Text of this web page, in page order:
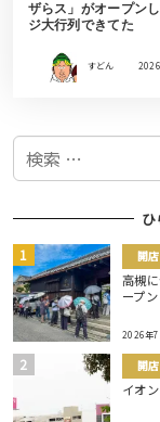
ザらス」がオープン
ジ大行列できてた
すどん
検
開
高槻
ープ
2026年7
開
イオ